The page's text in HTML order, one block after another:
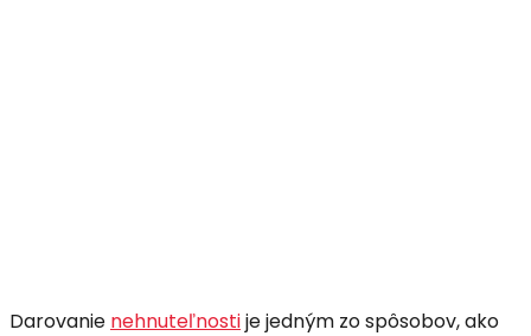
Darovanie nehnuteľnostije jedným zo spôsobov, ako